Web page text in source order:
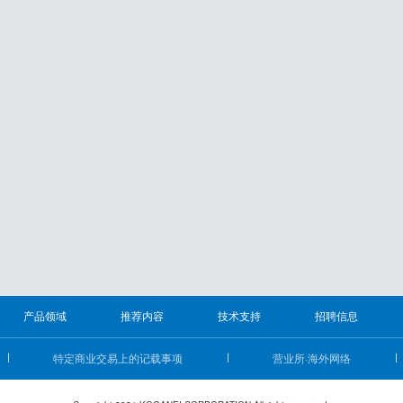
产品领域 推荐内容 技术支持 招聘信息
特定商业交易上的记载事项 营业所·海外网络